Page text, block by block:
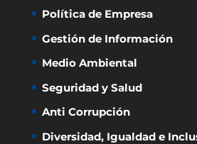
Política de Empresa
Gestión de Información
Medio Ambiental
Seguridad y Salud
Anti Corrupción
Diversidad, Igualdad e